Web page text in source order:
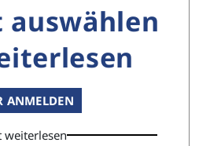
auswählen
ANMELDEN
weiterlesen